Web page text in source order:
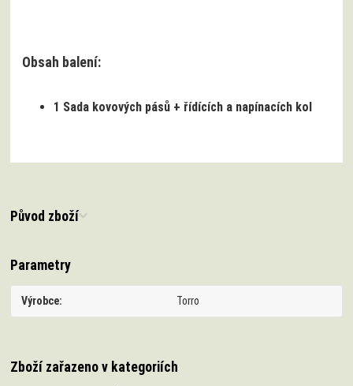
Obsah balení:
1 Sada kovových pásů + řídících a napínacích kol
Původ zboží
Parametry
Výrobce Torro
Zboží zařazeno v kategoriích